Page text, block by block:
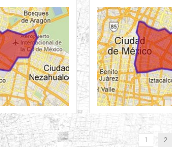
0
Comment
1 2